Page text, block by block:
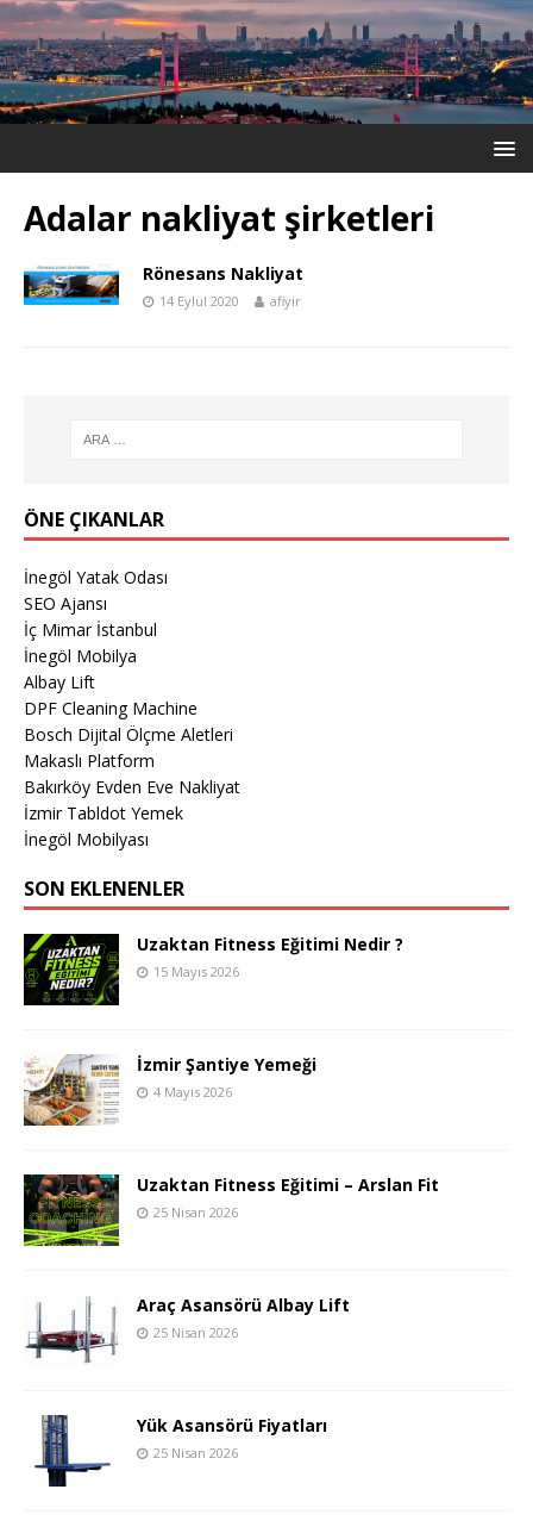
Adalar nakliyat şirketleri
Rönesans Nakliyat
14 Eylül 2020 afiyir
ÖNE ÇIKANLAR
İnegöl Yatak Odası
SEO Ajansı
İç Mimar İstanbul
İnegöl Mobilya
Albay Lift
DPF Cleaning Machine
Bosch Dijital Ölçme Aletleri
Makaslı Platform
Bakırköy Evden Eve Nakliyat
İzmir Tabldot Yemek
İnegöl Mobilyası
SON EKLENENLER
Uzaktan Fitness Eğitimi Nedir ?
15 Mayıs 2026
İzmir Şantiye Yemeği
4 Mayıs 2026
Uzaktan Fitness Eğitimi – Arslan Fit
25 Nisan 2026
Araç Asansörü Albay Lift
25 Nisan 2026
Yük Asansörü Fiyatları
25 Nisan 2026